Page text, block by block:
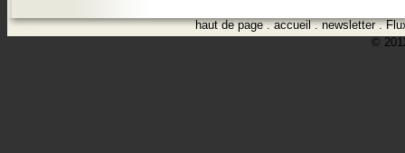
haut de page.accueil.newsletter.
©